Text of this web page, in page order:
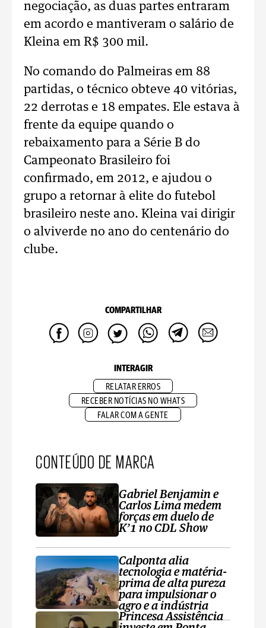
negociação, as duas partes entraram
em acordo e mantiveram o salário de
Kleina em R$ 300 mil.
No comando do Palmeiras em 88
partidas, o técnico obteve 40 vitórias,
22 derrotas e 18 empates. Ele estava à
frente da equipe quando o
rebaixamento para a Série B do
Campeonato Brasileiro foi
confirmado, em 2012, e ajudou o
grupo a retornar à elite do futebol
brasileiro neste ano. Kleina vai dirigir
o alviverde no ano do centenário do
clube.
COMPARTILHAR
INTERAGIR
RELATAR ERROS
RECEBER NOTÍCIAS NO WHATS
FALAR COM A GENTE
CONTEÚDO DE MARCA
Gabriel Benjamin e
Carlos Lima medem
forças em duelo de
K’1 no CDL Show
Calponta alia
tecnologia e matéria-
prima de alta pureza
para impulsionar o
agro e a indústria
Princesa Assistência